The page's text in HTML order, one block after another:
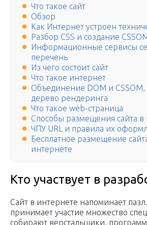
Что такое сайт
Обзор
Как Интернет устроен
Разбор CSS и создание
Информационные сервисы
перечень
Из чего состоит сайт
Что такое интернет
Объединение DOM и CSSOM,
дерево рендеринга
Что такое web-страница
Способы размещения сайта в
ЧПУ URL и правила их
Бесплатное размещение
интернете
Кто участвует в
Сайт в интернете напоминает
принимает участие множество
собирают верстальщики,